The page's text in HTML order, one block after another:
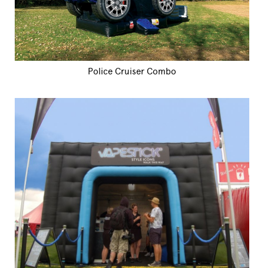
Police Cruiser Combo